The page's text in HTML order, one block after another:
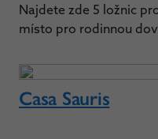
Najdete zde 5 ložnic
místo pro rodinnou
Casa Sauris